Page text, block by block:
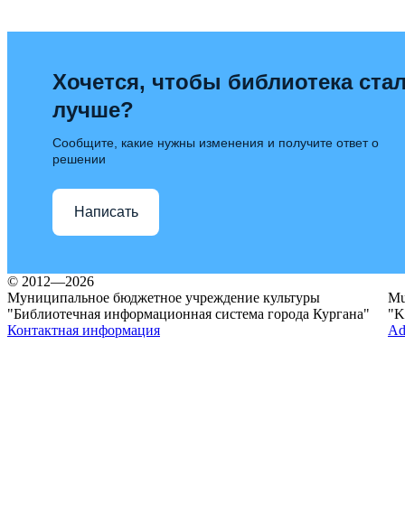
Хочется, чтобы библиотека
лучше?
Сообщите, какие нужны изменения и получите ответ о
решении
Написать
© 2012—2026
Муниципальное бюджетное учреждение культуры
"Библиотечная информационная система города Кургана"
Контактная информация